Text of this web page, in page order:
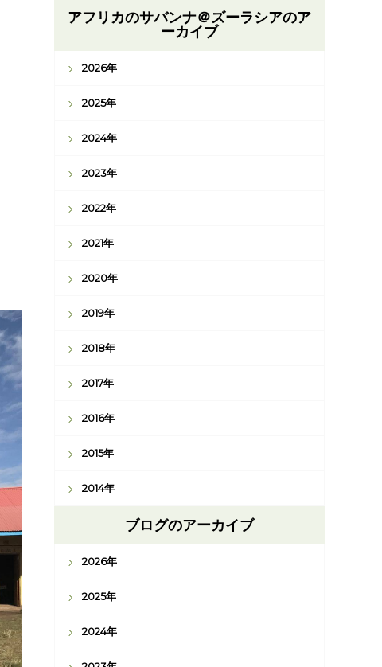
アフリカのサバンナ＠ズーラシアのア
ーカイブ
2026年
2025年
2024年
2023年
2022年
2021年
2020年
2019年
2018年
2017年
2016年
2015年
2014年
ブログのアーカイブ
2026年
2025年
2024年